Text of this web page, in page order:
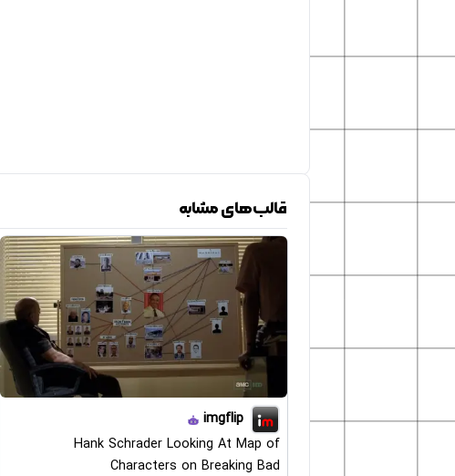
قالب‌های مشابه
imgflip
Hank Schrader Looking At Map of
Characters on Breaking Bad